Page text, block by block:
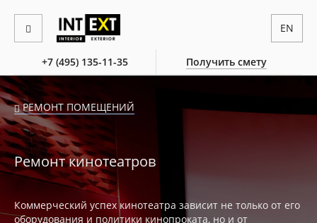
+7 (495) 135-11-35 Получить смету
EN
РЕМОНТ ПОМЕЩЕНИЙ
Ремонт кинотеатров
Коммерческий успех кинотеатра зависит не только от его
оборудования и политики кинопроката, но и от